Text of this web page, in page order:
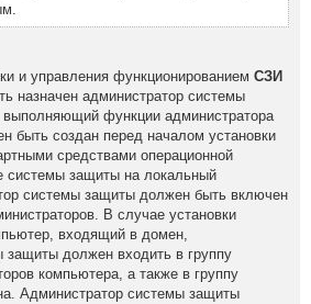
и управления функционированием СЗИ
назначен администратор системы
функции администратора
быть создан перед началом установки
средствами операционной
системы защиты на локальный
системы защиты должен быть включен
В случае установки
входящий в домен,
защиты должен входить в группу
компьютера, а также в группу
Администратор системы защиты